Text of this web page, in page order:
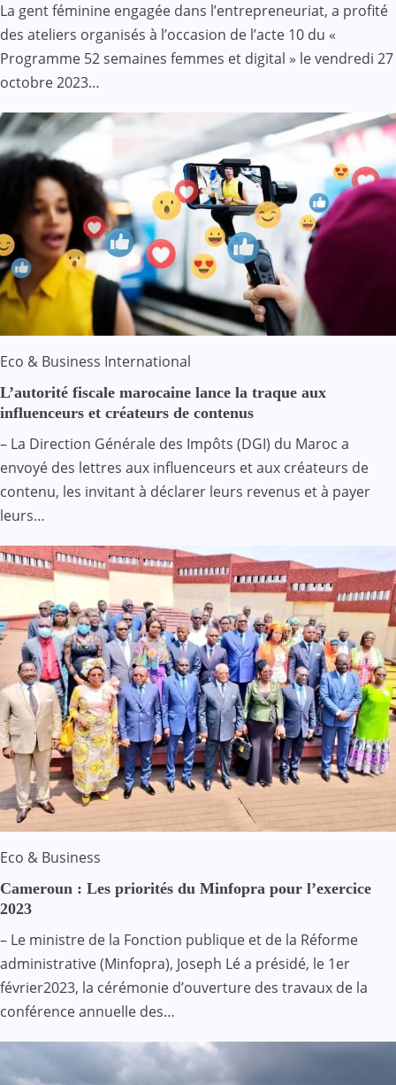
La gent féminine engagée dans l’entrepreneuriat, a profité
des ateliers organisés à l’occasion de l’acte 10 du «
Programme 52 semaines femmes et digital » le vendredi 27
octobre 2023…
Eco & Business International
L’autorité fiscale marocaine lance la traque aux
influenceurs et créateurs de contenus
– La Direction Générale des Impôts (DGI) du Maroc a
envoyé des lettres aux influenceurs et aux créateurs de
contenu, les invitant à déclarer leurs revenus et à payer
leurs…
Eco & Business
Cameroun : Les priorités du Minfopra pour l’exercice
2023
– Le ministre de la Fonction publique et de la Réforme
administrative (Minfopra), Joseph Lé a présidé, le 1er
février2023, la cérémonie d’ouverture des travaux de la
conférence annuelle des…